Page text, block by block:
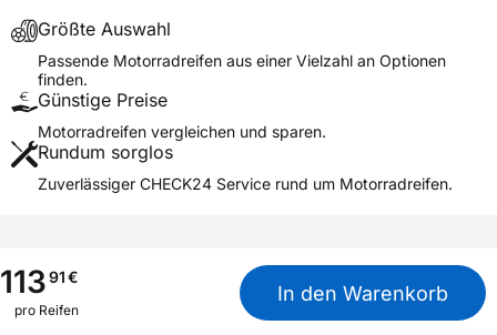
Verwendung
Modellname
TERRA FORCE-EF SUPER
Reifenposition
Motorradtyp
Enduro
Weitere Eigenschaften
M+S
Nein
M/C
Größte Auswahl
Passende Motorradreifen aus einer Vielzahl an Optionen
finden.
Günstige Preise
Motorradreifen vergleichen und sparen.
Rundum sorglos
Zuverlässiger CHECK24 Service rund um Motorradreifen.
11391€
pro Reifen
In den Warenkorb